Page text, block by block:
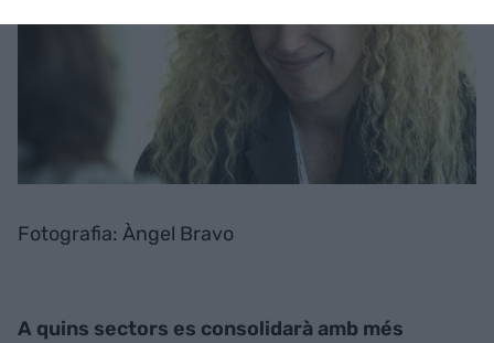
Fotografia: Àngel Bravo
A quins sectors es consolidarà amb més